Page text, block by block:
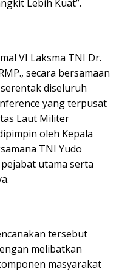
Lebih Kuat”.
VI Laksma TNI Dr.
secara bersamaan
diseluruh
yang terpusat
Laut Militer
oleh Kepala
TNI Yudo
utama serta
tersebut
melibatkan
masyarakat